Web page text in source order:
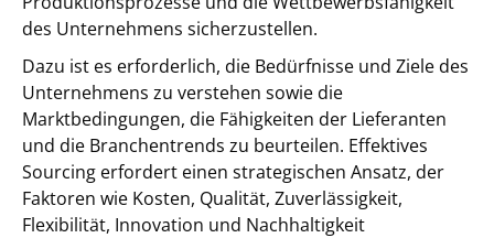
des Unternehmens sicherzustellen.
Dazu ist es erforderlich, die Bedürfnisse und Ziele des
Unternehmens zu verstehen sowie die
Marktbedingungen, die Fähigkeiten der Lieferanten
und die Branchentrends zu beurteilen. Effektives
Sourcing erfordert einen strategischen Ansatz, der
Faktoren wie Kosten, Qualität, Zuverlässigkeit,
Flexibilität, Innovation und Nachhaltigkeit